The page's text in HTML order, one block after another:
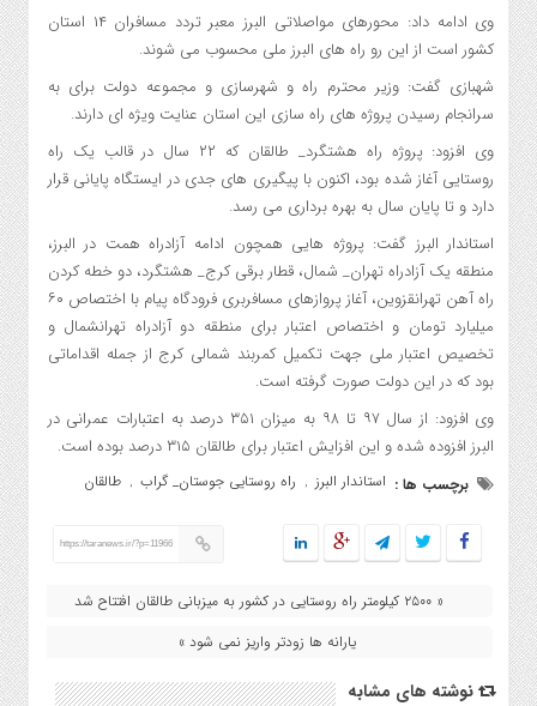
وی ادامه داد: محورهای مواصلاتی البرز معبر تردد مسافران ۱۴ استان
کشور است از این رو راه های البرز ملی محسوب می شوند.
شهبازی گفت: وزیر محترم راه و شهرسازی و مجموعه دولت برای به
سرانجام رسیدن پروژه های راه سازی این استان عنایت ویژه ای دارند.
وی افزود: پروژه راه هشتگرد_ طالقان که ۲۲ سال در قالب یک راه
روستایی آغاز شده بود، اکنون با پیگیری های جدی در ایستگاه پایانی قرار
دارد و تا پایان سال به بهره برداری می رسد.
استاندار البرز گفت: پروژه هایی همچون ادامه آزادراه همت در البرز،
منطقه یک آزادراه تهران_ شمال، قطار برقی کرج_ هشتگرد، دو خطه کردن
راه آهن تهرانقزوین، آغاز پروازهای مسافربری فرودگاه پیام با اختصاص ۶۰
میلیارد تومان و اختصاص اعتبار برای منطقه دو آزادراه تهرانشمال و
تخصیص اعتبار ملی جهت تکمیل کمربند شمالی کرج از جمله اقداماتی
بود که در این دولت صورت گرفته است.
وی افزود: از سال ۹۷ تا ۹۸ به میزان ۳۵۱ درصد به اعتبارات عمرانی در
البرز افزوده شده و این افزایش اعتبار برای طالقان ۳۱۵ درصد بوده است.
برچسب ها : استاندار البرز , راه روستایی جوستان_ گراب , طالقان
https://taranews.ir/?p=11966
« ۲۵۰۰ کیلومتر راه روستایی در کشور به میزبانی طالقان افتتاح شد
یارانه ها زودتر واریز نمی شود »
نوشته های مشابه